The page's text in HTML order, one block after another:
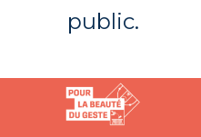
public.